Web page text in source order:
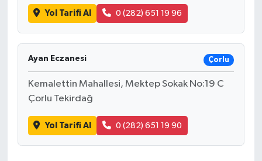
Yol Tarifi Al 0 (282) 651 19 96
Ayan Eczanesi Çorlu
Kemalettin Mahallesi, Mektep Sokak No:19 C
Çorlu Tekirdağ
Yol Tarifi Al 0 (282) 651 19 90